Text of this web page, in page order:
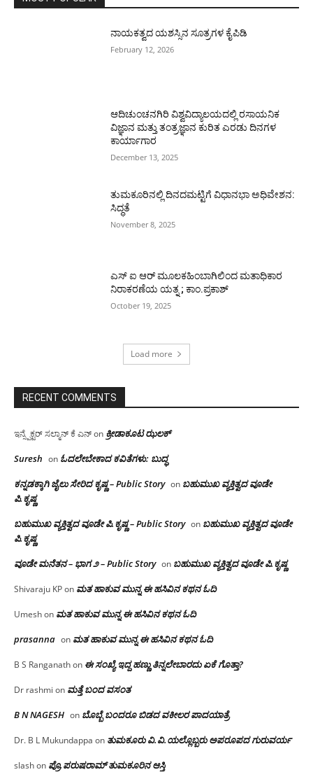
ನಾಯಕತ್ವದ ಯಶಸ್ಸಿನ ಸೂತ್ರಗಳ ಕೈಪಿಡಿ
February 12, 2026
ಆದಿಚುಂಚನಗಿರಿ ವಿಶ್ವವಿದ್ಯಾಲಯದಲ್ಲಿ ರಸಾಯನಿಕ
ವಿಜ್ಞಾನ ಮತ್ತು ತಂತ್ರಜ್ಞಾನ ಕುರಿತ ಎರಡು ದಿನಗಳ
ಕಾರ್ಯಾಗಾರ
December 13, 2025
ತುಮಕೂರಿನಲ್ಲಿ ದಿನದಮಟ್ಟಿಗೆ ವಿಧಾನಭಾ ಅಧಿವೇಶನ:
ಸಿದ್ಧತೆ
November 8, 2025
ಎಸ್ ಐ ಆರ್ ಮೂಲಕಹಿಂಬಾಗಿಲಿಂದ ಮತಾಧಿಕಾರ
ನಿರಾಕರಣೆಯ ಯತ್ನ ; ಕಾಂ.ಪ್ರಕಾಶ್
October 19, 2025
Load more
RECENT COMMENTS
ಇನ್ಸ್ಪೆಕ್ಟರ್ ಸಲ್ಮಾನ್ ಕೆ ಎನ್on ಕ್ರೀಡಾಕೂಟ ಝಲಕ್
Suresh on ಓದಲೇಬೇಕಾದ‌ ಕವಿತೆಗಳು: ಬುದ್ಧ
ಕನ್ನಡಕ್ಕಾಗಿ ಜೈಲು ಸೇರಿದ ಕೃಷ್ಣ – Public Story on ಬಹುಮುಖ ವ್ಯಕ್ತಿತ್ವದ ವೂಡೇ
ಪಿ.ಕೃಷ್ಣ
ಬಹುಮುಖ ವ್ಯಕ್ತಿತ್ವದ ವೂಡೇ ಪಿ.ಕೃಷ್ಣ – Public Story on ಬಹುಮುಖ ವ್ಯಕ್ತಿತ್ವದ ವೂಡೇ
ಪಿ.ಕೃಷ್ಣ
ವೂಡೇ ಮನೆತನ – ಭಾಗ ೨ – Public Story on ಬಹುಮುಖ ವ್ಯಕ್ತಿತ್ವದ ವೂಡೇ ಪಿ.ಕೃಷ್ಣ
Shivaraju KPon ಮತ ಹಾಕುವ ಮುನ್ನ ಈ ಹಸಿವಿನ ಕಥನ ಓದಿ
Umeshon ಮತ ಹಾಕುವ ಮುನ್ನ ಈ ಹಸಿವಿನ ಕಥನ ಓದಿ
prasanna on ಮತ ಹಾಕುವ ಮುನ್ನ ಈ ಹಸಿವಿನ ಕಥನ ಓದಿ
B S Ranganathon ಈ ಸಂಖ್ಯೆ ಇದ್ದ ಹಣ್ಣು ತಿನ್ನಲೇಬಾರದು ಏಕೆ ಗೊತ್ತಾ?
Dr rashmi on ಮತ್ತೆ ಬಂದ ವಸಂತ
B N NAGESH on ಬೊಬ್ಬೆ ಬಂದರೂ ಬಿಡದ ವಕೀಲರ ಪಾದಯಾತ್ರೆ
Dr. B L Mukundappa on ತುಮಕೂರು‌ ವಿ.ವಿ.ಯಲ್ಲೊಬ್ಬರು ಅಪರೂಪದ ಗುರುವರ್ಯ
slashon ಪ್ರೊ.ಪರುಷರಾಮ್ ತುಮಕೂರಿನ ಆಸ್ತಿ